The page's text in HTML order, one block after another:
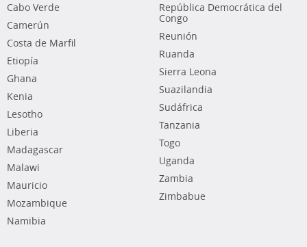
Cabo Verde
Camerún
Costa de Marfil
Etiopía
Ghana
Kenia
Lesotho
Liberia
Madagascar
Malawi
Mauricio
Mozambique
Namibia
República Democrática del
Congo
Reunión
Ruanda
Sierra Leona
Suazilandia
Sudáfrica
Tanzania
Togo
Uganda
Zambia
Zimbabue